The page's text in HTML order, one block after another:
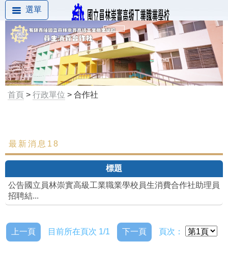
選單
首頁 > 行政單位 > 合作社
最新消息
相關規定
決算書
最新消息18
標題
公告國立員林崇實高級工業職業學校員生消費合作社助理員
招聘結...
上一頁 目前所在頁次 1/1 下一頁 頁次：